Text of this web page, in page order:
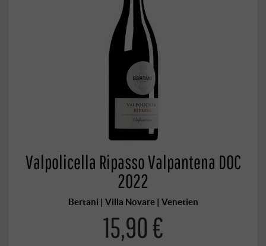
Valpolicella Ripasso Valpantena DOC
2022
Bertani | Villa Novare | Venetien
15,90 €